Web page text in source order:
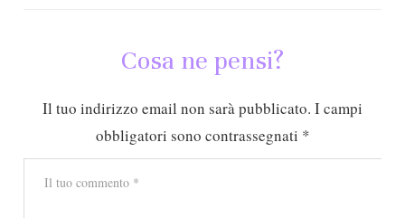
Cosa ne pensi?
Il tuo indirizzo email non sarà pubblicato. I campi
obbligatori sono contrassegnati *